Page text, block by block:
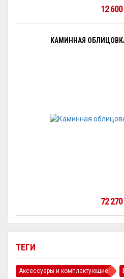
ТЕГИ
Аксессуары и комплектующие
12 600
КАМИННАЯ ОБЛИЦОВКА
72 270